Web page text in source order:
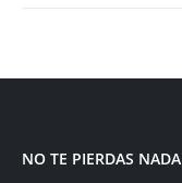
NO TE PIERDAS NADA